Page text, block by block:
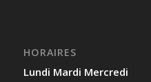
HORAIRES
Lundi Mardi Mercredi